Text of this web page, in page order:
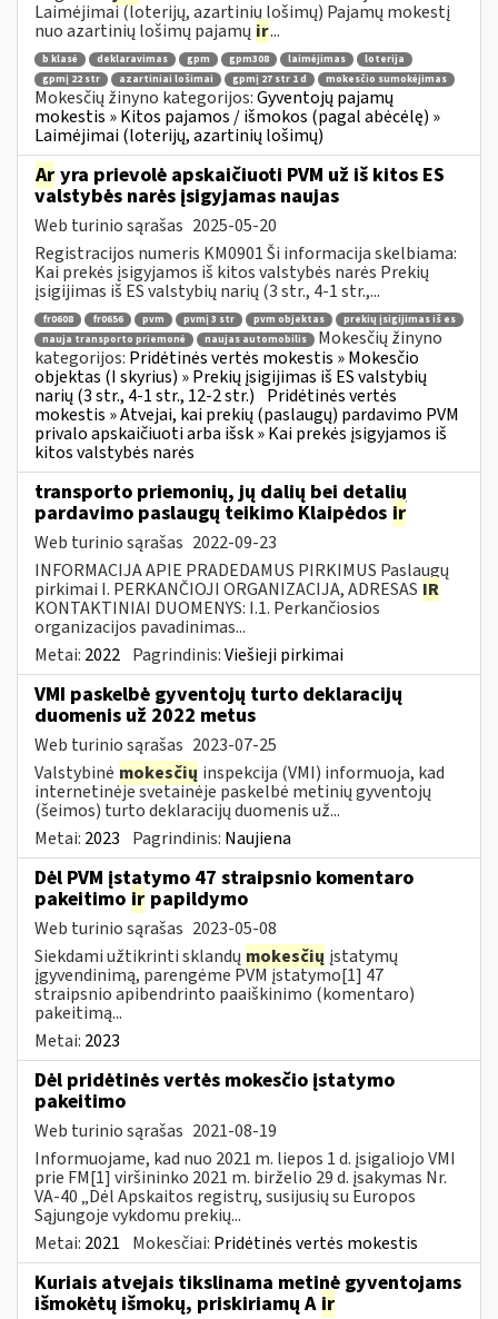
Laimėjimai (loterijų, azartinių lošimų) Pajamų mokestį
nuo azartinių lošimų pajamų ir...
b klasė deklaravimas gpm gpm308 laimėjimas
loterija
gpmį 22 str
azartiniai lošimai gpmį 27 str 1 d mokesčio sumokėjimas
Mokesčių žinyno kategorijos:Gyventojų pajamų
mokestis » Kitos pajamos / išmokos (pagal abėcėlę) »
Laimėjimai (loterijų, azartinių lošimų)
Ar yra prievolė apskaičiuoti PVM už iš kitos ES
valstybės narės įsigyjamas naujas
Web turinio sąrašas 2025-05-20
Registracijos numeris KM0901 Ši informacija skelbiama:
Kai prekės įsigyjamos iš kitos valstybės narės Prekių
įsigijimas iš ES valstybių narių (3 str., 4-1 str.,...
fr0608 fr0656 pvm pvmį 3 str pvm objektas
prekių įsigijimas iš es
nauja transporto priemonė
naujas automobilis
Mokesčių žinyno
kategorijos: Pridėtinės vertės mokestis » Mokesčio
objektas (I skyrius) » Prekių įsigijimas iš ES valstybių
narių (3 str., 4-1 str., 12-2 str.) Pridėtinės vertės
mokestis » Atvejai, kai prekių (paslaugų) pardavimo PVM
privalo apskaičiuoti arba išsk » Kai prekės įsigyjamos iš
kitos valstybės narės
transporto priemonių, jų dalių bei detalių
pardavimo paslaugų teikimo Klaipėdos ir
Web turinio sąrašas 2022-09-23
INFORMACIJA APIE PRADEDAMUS PIRKIMUS Paslaugų
pirkimai I. PERKANČIOJI ORGANIZACIJA, ADRESAS IR
KONTAKTINIAI DUOMENYS: I.1. Perkančiosios
organizacijos pavadinimas...
Metai: 2022 Pagrindinis:Viešieji pirkimai
VMI paskelbė gyventojų turto deklaracijų
duomenis už 2022 metus
Web turinio sąrašas 2023-07-25
Valstybinė mokesčių inspekcija (VMI) informuoja, kad
internetinėje svetainėje paskelbė metinių gyventojų
(šeimos) turto deklaracijų duomenis už...
Metai: 2023 Pagrindinis: Naujiena
Dėl PVM įstatymo 47 straipsnio komentaro
pakeitimo ir papildymo
Web turinio sąrašas 2023-05-08
Siekdami užtikrinti sklandų mokesčių įstatymų
įgyvendinimą, parengėme PVM įstatymo[1] 47
straipsnio apibendrinto paaiškinimo (komentaro)
pakeitimą...
Metai: 2023
Dėl pridėtinės vertės mokesčio įstatymo
pakeitimo
Web turinio sąrašas 2021-08-19
Informuojame, kad nuo 2021 m. liepos 1 d. įsigaliojo VMI
prie FM[1] viršininko 2021 m. birželio 29 d. įsakymas Nr.
VA-40 „Dėl Apskaitos registrų, susijusių su Europos
Sąjungoje vykdomu prekių...
Metai: 2021 Mokesčiai: Pridėtinės vertės mokestis
Kuriais atvejais tikslinama metinė gyventojams
išmokėtų išmokų, priskiriamų A ir